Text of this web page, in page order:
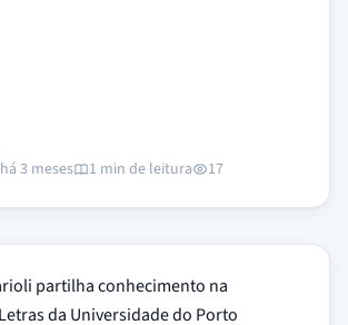
há 3 meses 1 min de leitura 17